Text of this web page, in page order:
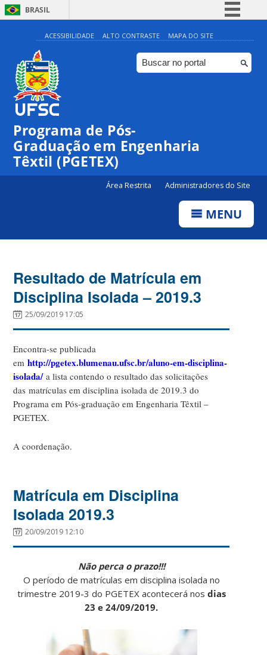
BRASIL
Simplifique!
Comunica BR
Participe
ACESSIBILIDADE ALTO CONTRASTE MAPA DO SITE
Programa de Pós-
Graduação em Engenharia
Têxtil (PGETEX)
Área Restrita Administradores do Site
MENU
Resultado de Matrícula em
Disciplina Isolada – 2019.3
25/09/2019 17:05
Encontra-se publicada
emhttp://pgetex.blumenau.ufsc.br/aluno-em-disciplina-
isolada/a lista contendo o resultado das solicitações
das matrículas em disciplina isolada de 2019.3 do
Programa em Pós-graduação em Engenharia Têxtil –
PGETEX.
A coordenação.
Matrícula em Disciplina
Isolada 2019.3
20/09/2019 12:10
Não perca o prazo!!!
O período de matrículas em disciplina isolada no
trimestre 2019-3 do PGETEX acontecerá nos dias
23 e 24/09/2019.